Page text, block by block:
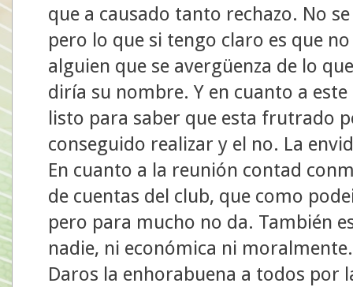
que a causado tanto rechazo. No
pero lo que si tengo claro es que
alguien que se avergüenza de lo
diría su nombre. Y en cuanto a
listo para saber que esta frutrado
conseguido realizar y el no. La
En cuanto a la reunión contad
de cuentas del club, que como
pero para mucho no da. También
nadie, ni económica ni
Daros la enhorabuena a todos por